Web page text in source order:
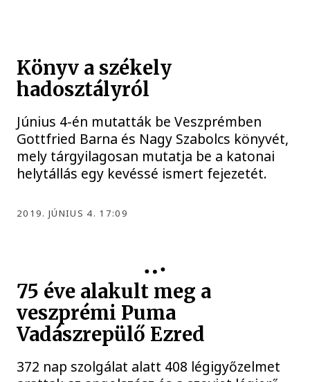
Könyv a székely
hadosztályról
Június 4-én mutatták be Veszprémben
Gottfried Barna és Nagy Szabolcs könyvét,
mely tárgyilagosan mutatja be a katonai
helytállás egy kevéssé ismert fejezetét.
2019. JÚNIUS 4. 17:09
75 éve alakult meg a
veszprémi Puma
Vadászrepülő Ezred
372 nap szolgálat alatt 408 légigyőzelmet